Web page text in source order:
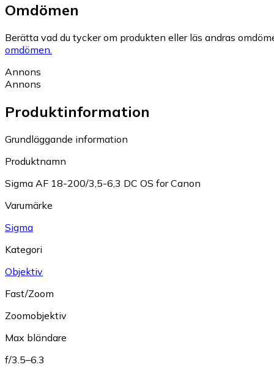
Omdömen
Berätta vad du tycker om produkten eller läs andras
omdömen.
Annons
Annons
Produktinformation
Grundläggande information
Produktnamn
Sigma AF 18-200/3,5-6,3 DC OS for Canon
Varumärke
Sigma
Kategori
Objektiv
Fast/Zoom
Zoomobjektiv
Max bländare
f/3.5–6.3